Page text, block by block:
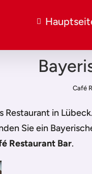
Café
Restaurant in Lübeck
Sie ein
Restaurant Bar.